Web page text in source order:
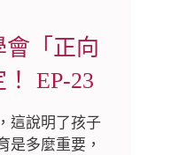
「正向
EP-23
這說明了孩子
是多麼重要，